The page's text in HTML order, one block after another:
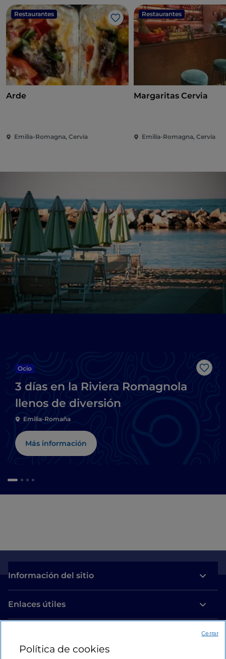
Restaurantes
Me gusta
Arde
Emilia-Romagna, Cervia
Restaurantes
Margaritas Cervia
Emilia-Romagna, Cervia
Me
Ocio
3 días en la Riviera Romagnola
llenos de diversión
Emilia-Romaña
Más información
Información del sitio
Enlaces útiles
Estamos en contacto
Política de cookies
Cerrar